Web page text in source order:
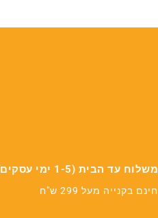
משלוח עד הבית (1-5 ימי עסקים)
חינם בקנייה מעל 299 ש"ח